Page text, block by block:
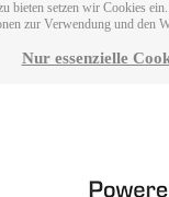
bieten setzen wir Cookies
zur Verwendung und den
Nur essenzielle